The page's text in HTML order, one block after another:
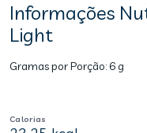
Informações
Light
Gramas por Porção:6 g
Calorias